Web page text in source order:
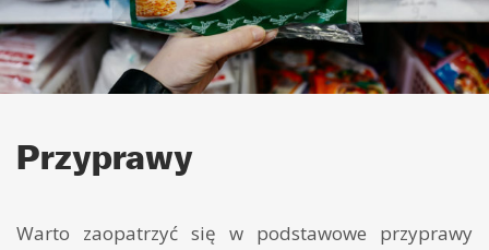
Przyprawy
Warto zaopatrzyć się w podstawowe przyprawy